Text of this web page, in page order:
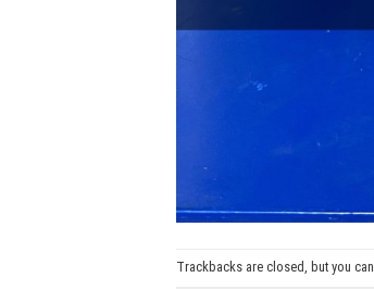
Trackbacks are closed, but you can